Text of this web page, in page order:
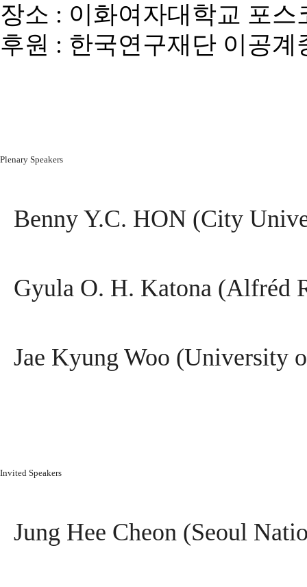
장소 : 이화여자대학교 포스
후원 : 한국연구재단 이공
Plenary Speakers
Benny Y.C. HON (City
Gyula O. H. Katona (Alfréd
Jae Kyung Woo (University
Invited Speakers
Jung Hee Cheon (Seoul